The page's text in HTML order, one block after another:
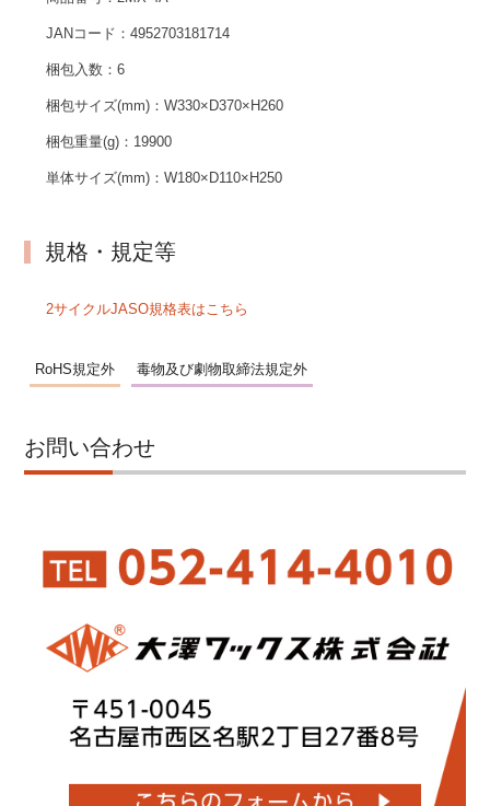
JANコード：4952703181714
梱包入数：6
梱包サイズ(mm)：W330×D370×H260
梱包重量(g)： 19900
単体サイズ(mm)：W180×D110×H250
規格・規定等
2サイクルJASO規格表はこちら
RoHS規定外 毒物及び劇物取締法規定外
お問い合わせ